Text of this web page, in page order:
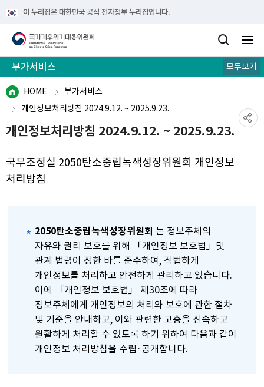
이 누리집은 대한민국 공식 전자정부 누리집입니다.
부가서비스
개인정보처리방침
저작권보호정책
사이트맵
모두보기
HOME
부가서비스
개인정보처리방침 2024.9.12. ~ 2025.9.23.
개인정보처리방침 2024.9.12. ~ 2025.9.23.
국무조정실 2050탄소중립녹색성장위원회 개인정보
처리방침
2050탄소중립녹색성장위원회 는 정보주체의
자유와 권리 보호를 위해 「개인정보 보호법」및
관계 법령이 정한 바를 준수하여, 적법하게
개인정보를 처리하고 안전하게 관리하고 있습니다.
이에 「개인정보 보호법」 제30조에 따라
정보주체에게 개인정보의 처리와 보호에 관한 절차
및 기준을 안내하고, 이와 관련한 고충을 신속하고
원활하게 처리할 수 있도록 하기 위하여 다음과 같이
개인정보 처리방침을 수립·공개합니다.